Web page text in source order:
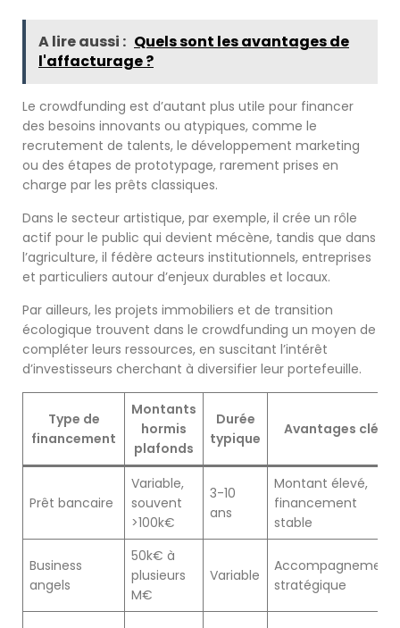
A lire aussi : Quels sont les avantages de
l'affacturage ?
Le crowdfunding est d’autant plus utile pour financer
des besoins innovants ou atypiques, comme le
recrutement de talents, le développement marketing
ou des étapes de prototypage, rarement prises en
charge par les prêts classiques.
Dans le secteur artistique, par exemple, il crée un rôle
actif pour le public qui devient mécène, tandis que dans
l’agriculture, il fédère acteurs institutionnels, entreprises
et particuliers autour d’enjeux durables et locaux.
Par ailleurs, les projets immobiliers et de transition
écologique trouvent dans le crowdfunding un moyen de
compléter leurs ressources, en suscitant l’intérêt
d’investisseurs cherchant à diversifier leur portefeuille.
Type de
financement
Montants
hormis
plafonds
Durée
typique
Avantages clés
Prêt bancaire
Variable,
souvent
>100k€
3-10
ans
Montant élevé,
financement
stable
Business
angels
50k€ à
plusieurs
M€
Variable
Accompagnement
stratégique